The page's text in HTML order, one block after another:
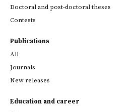
Doctoral and post-doctoral theses
Contests
Publications
All
Journals
New releases
Education and career